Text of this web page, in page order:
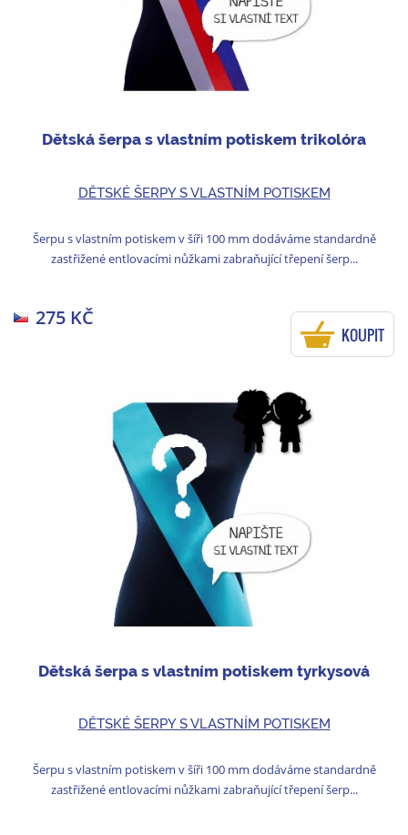
Dětská šerpa s vlastním potiskem trikolóra
DĚTSKÉ ŠERPY S VLASTNÍM POTISKEM
Šerpu s vlastním potiskem v šíři 100 mm dodáváme standardně
zastřižené entlovacími nůžkami zabraňující třepení šerp...
275 KČ
KOUPIT
Dětská šerpa s vlastním potiskem tyrkysová
DĚTSKÉ ŠERPY S VLASTNÍM POTISKEM
Šerpu s vlastním potiskem v šíři 100 mm dodáváme standardně
zastřižené entlovacími nůžkami zabraňující třepení šerp...